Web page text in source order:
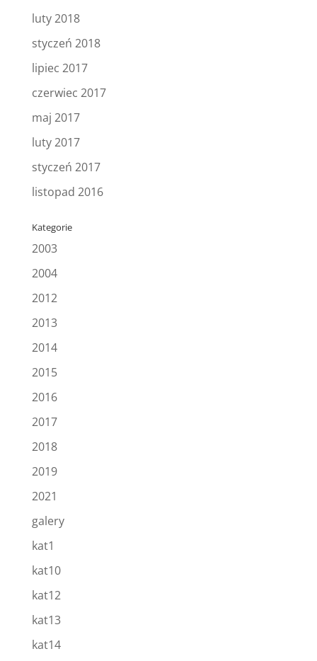
luty 2018
styczeń 2018
lipiec 2017
czerwiec 2017
maj 2017
luty 2017
styczeń 2017
listopad 2016
Kategorie
2003
2004
2012
2013
2014
2015
2016
2017
2018
2019
2021
galery
kat1
kat10
kat12
kat13
kat14